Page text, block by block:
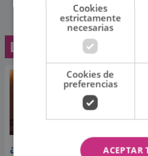
Lo último
¿Greeicy espera a su
Cookies
estrictamente
necesarias
Cookies de
preferencias
ACEPTAR